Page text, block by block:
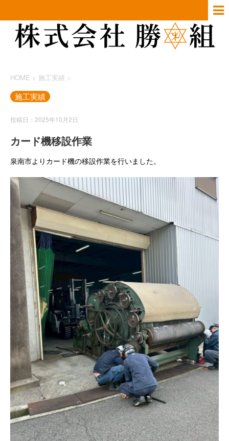
HOME > 施工実績 >
施工実績
投稿日：2025年10月2日
カード機移設作業
泉南市よりカード機の移設作業を行いました。